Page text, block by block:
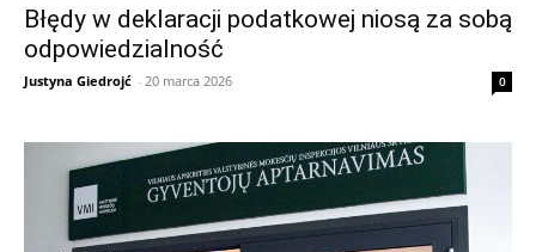
Błędy w deklaracji podatkowej niosą za sobą
odpowiedzialność
Justyna Giedrojć - 20 marca 2026 0